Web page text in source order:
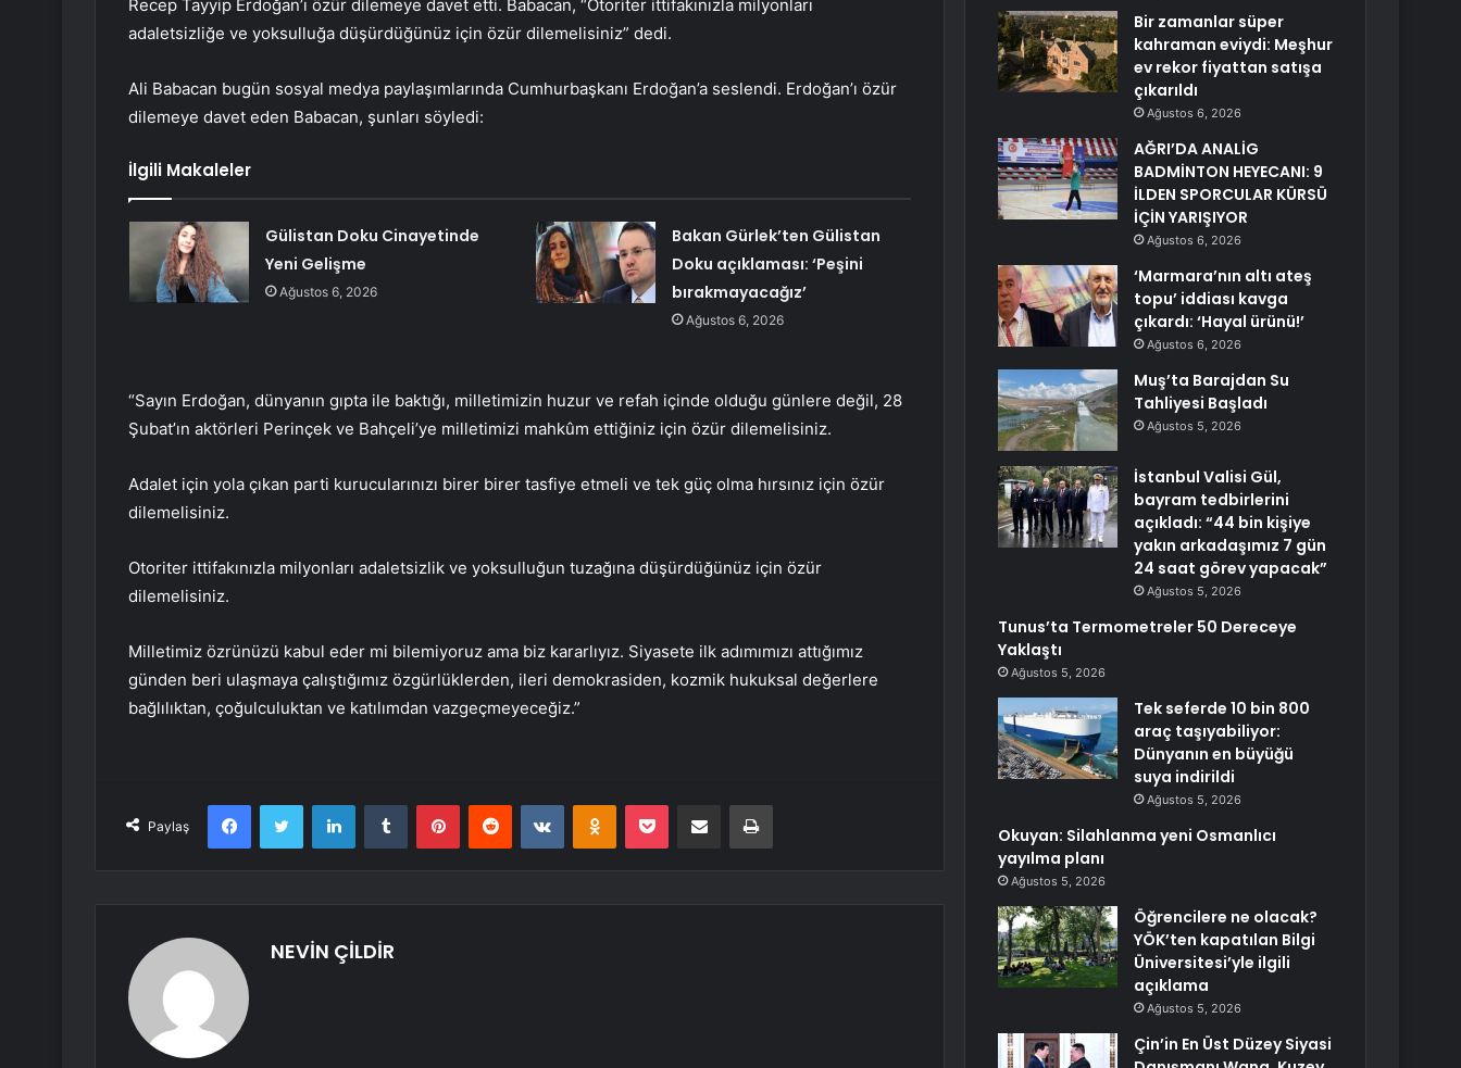
Recep Tayyip Erdoğan’ı özür dilemeye davet etti. Babacan, “Otoriter ittifakınızla milyonları
adaletsizliğe ve yoksulluğa düşürdüğünüz için özür dilemelisiniz” dedi.
Ali Babacan bugün sosyal medya paylaşımlarında Cumhurbaşkanı Erdoğan’a seslendi. Erdoğan’ı özür
dilemeye davet eden Babacan, şunları söyledi:
İlgili Makaleler
Gülistan Doku Cinayetinde
Yeni Gelişme
Ağustos 6, 2026
Bakan Gürlek’ten Gülistan
Doku açıklaması: ‘Peşini
bırakmayacağız’
Ağustos 6, 2026
“Sayın Erdoğan, dünyanın gıpta ile baktığı, milletimizin huzur ve refah içinde olduğu günlere değil, 28
Şubat’ın aktörleri Perinçek ve Bahçeli’ye milletimizi mahkûm ettiğiniz için özür dilemelisiniz.
Adalet için yola çıkan parti kurucularınızı birer birer tasfiye etmeli ve tek güç olma hırsınız için özür
dilemelisiniz.
Otoriter ittifakınızla milyonları adaletsizlik ve yoksulluğun tuzağına düşürdüğünüz için özür
dilemelisiniz.
Milletimiz özrünüzü kabul eder mi bilemiyoruz ama biz kararlıyız. Siyasete ilk adımımızı attığımız
günden beri ulaşmaya çalıştığımız özgürlüklerden, ileri demokrasiden, kozmik hukuksal değerlere
bağlılıktan, çoğulculuktan ve katılımdan vazgeçmeyeceğiz.”
Paylaş
FacebookTwitter LinkedInTumblr PinterestReddit VKontakteOdnoklassniki
Pocket E-Posta ile paylaş Yazdır
NEVİN ÇİLDİR
Bir zamanlar süper
kahraman eviydi: Meşhur
ev rekor fiyattan satışa
çıkarıldı
Ağustos 6, 2026
AĞRI’DA ANALİG
BADMİNTON HEYECANI: 9
İLDEN SPORCULAR KÜRSÜ
İÇİN YARIŞIYOR
Ağustos 6, 2026
‘Marmara’nın altı ateş
topu’ iddiası kavga
çıkardı: ‘Hayal ürünü!’
Ağustos 6, 2026
Muş’ta Barajdan Su
Tahliyesi Başladı
Ağustos 5, 2026
İstanbul Valisi Gül,
bayram tedbirlerini
açıkladı: “44 bin kişiye
yakın arkadaşımız 7 gün
24 saat görev yapacak”
Ağustos 5, 2026
Tunus’ta Termometreler 50 Dereceye
Yaklaştı
Ağustos 5, 2026
Tek seferde 10 bin 800
araç taşıyabiliyor:
Dünyanın en büyüğü
suya indirildi
Ağustos 5, 2026
Okuyan: Silahlanma yeni Osmanlıcı
yayılma planı
Ağustos 5, 2026
Öğrencilere ne olacak?
YÖK’ten kapatılan Bilgi
Üniversitesi’yle ilgili
açıklama
Ağustos 5, 2026
Çin’in En Üst Düzey Siyasi